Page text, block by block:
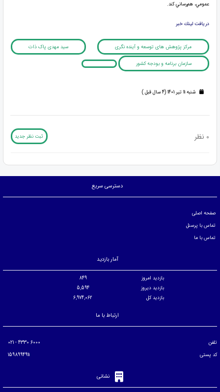
عمومي، هم‌رساني كند.
دريافت لينك خبر
مرکز پژوهش های توسعه و آینده نگری سید مهدی پاک ذات
سازمان برنامه و بودجه کشور
شنبه 11 تیر 1401 (4 سال قبل )
0 نظر ثبت نظر جدید
دسترسی سریع
صفحه اصلی
تماس با پرسنل
تماس با ما
آمار بازدید
بازدید امروز
849
بازدید دیروز
5,594
بازدید کل
6,974,062
ارتباط با ما
تلفن
کد پستی
نشانی